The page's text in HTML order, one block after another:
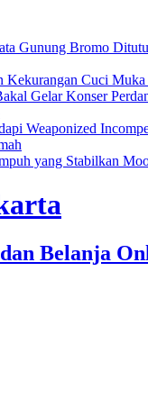
Gunung Bromo
Kekurangan Cuci
Gelar Konser
Weaponized
yang Stabilkan
Belanja